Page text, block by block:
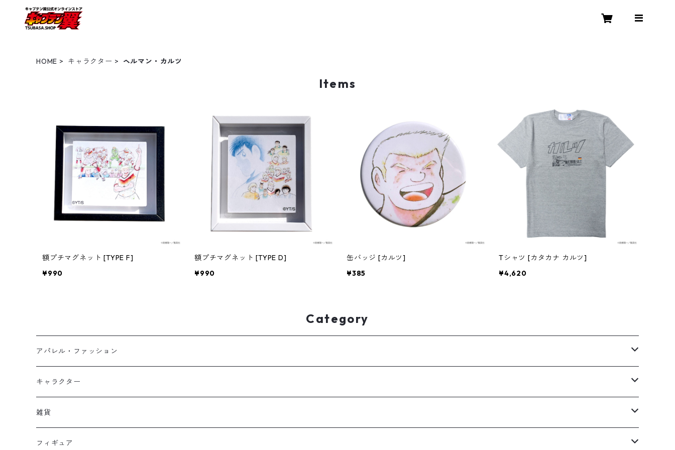
HOME キャラクター ヘルマン・カルツ
Items
額プチマグネット [TYPE F]
¥990
額プチマグネット [TYPE D]
¥990
缶バッジ [カルツ]
¥385
Tシャツ [カタカナ カルツ]
¥4,620
Category
アパレル・ファッション
キッズ
フーディー
スウェット
大人
フーディー
キャラクター
大空翼
岬太郎
雑貨
クッション
フィギュア